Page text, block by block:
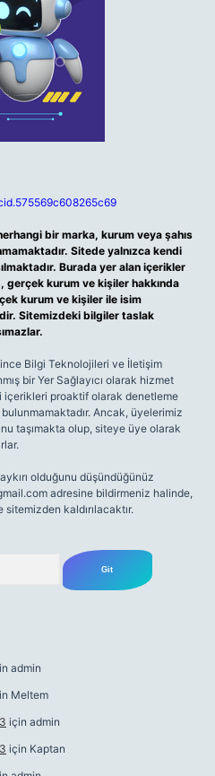
bir marka, kurum veya şahıs
Sitede yalnızca kendi
Burada yer alan içerikler
gerçek kurum ve kişiler hakkında
kurum ve kişiler ile isim
Sitemizdeki bilgiler taslak
Bilgi Teknolojileri ve İletişim
bir Yer Sağlayıcı olarak hizmet
içerikleri proaktif olarak denetleme
Ancak, üyelerimiz
taşımakta olup, siteye üye olarak
olduğunu düşündüğünüz
adresine bildirmeniz halinde,
kaldırılacaktır.
admin
Meltem
için admin
için Kaptan